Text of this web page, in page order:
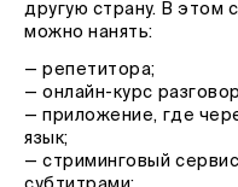
другую страну. В этом
можно нанять:
— репетитора;
— онлайн-курс
— приложение, где
язык;
— стриминговый